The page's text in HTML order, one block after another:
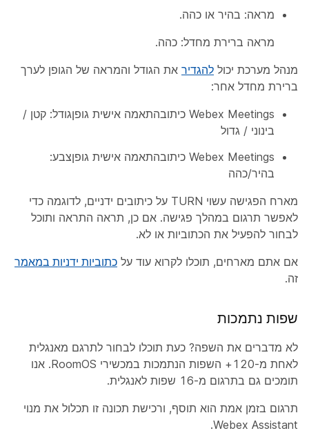
מראה: בהיר או כהה.
מראה ברירת מחדל: כהה.
מנהל מערכת יכול להגדיר את הגודל והמראה של הגופן לערך
ברירת מחדל אחר:
Webex Meetings כיתובהתאמה אישית גופןגודל: קטן /
בינוני / גדול
Webex Meetings כיתובהתאמה אישית גופןצבע:
בהיר/כהה
מארח הפגישה עשוי TURN על כיתובים ידניים, לדוגמה כדי
לאפשר תרגום במהלך פגישה. אם כן, תראה התראה ותוכל
לבחור להפעיל את הכתוביות או לא.
אם אתם מארחים, תוכלו לקרוא עוד על כתוביות ידניות במאמר
זה.
שפות נתמכות
לא מדברים את השפה? כעת תוכלו לבחור לתרגם מאנגלית
לאחת מ-120+ השפות הנתמכות במכשירי RoomOS. אנו
תומכים גם בתרגום מ-16 שפות לאנגלית.
תרגום בזמן אמת הוא תוסף, ורכישת תכונה זו תכלול את מנוי
Webex Assistant.